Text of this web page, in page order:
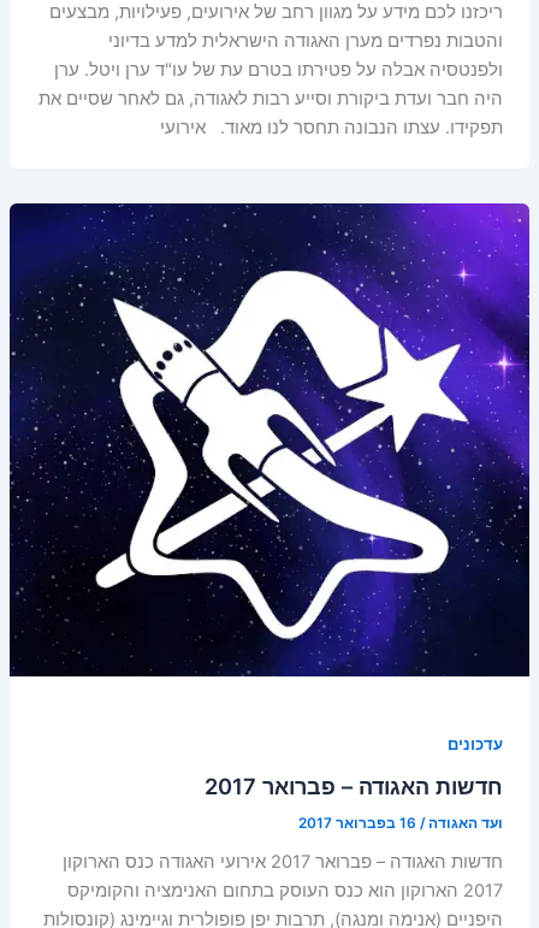
ריכזנו לכם מידע על מגוון רחב של אירועים, פעילויות, מבצעים
והטבות נפרדים מערן האגודה הישראלית למדע בדיוני
ולפנטסיה אבלה על פטירתו בטרם עת של עו"ד ערן ויטל. ערן
היה חבר ועדת ביקורת וסייע רבות לאגודה, גם לאחר שסיים את
תפקידו. עצתו הנבונה תחסר לנו מאוד. אירועי
עדכונים
חדשות האגודה – פברואר 2017
ועד האגודה/ 16 בפברואר 2017
חדשות האגודה – פברואר 2017 אירועי האגודה כנס הארוקון
2017 הארוקון הוא כנס העוסק בתחום האנימציה והקומיקס
היפניים (אנימה ומנגה), תרבות יפן פופולרית וגיימינג (קונסולות